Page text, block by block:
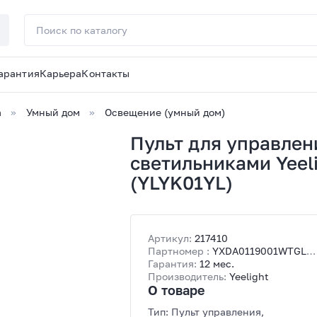
КарьераКонтакты
Умный дом Освещение (умный дом)
Пульт для
светильниками
(YLYK01YL)
Артикул: 217410
Партномер : YXDA0119001WTGL
(YLYK01YL)
Гарантия: 12 мес.
Производитель: Yeelight
О товаре
Тип: Пульт управления,